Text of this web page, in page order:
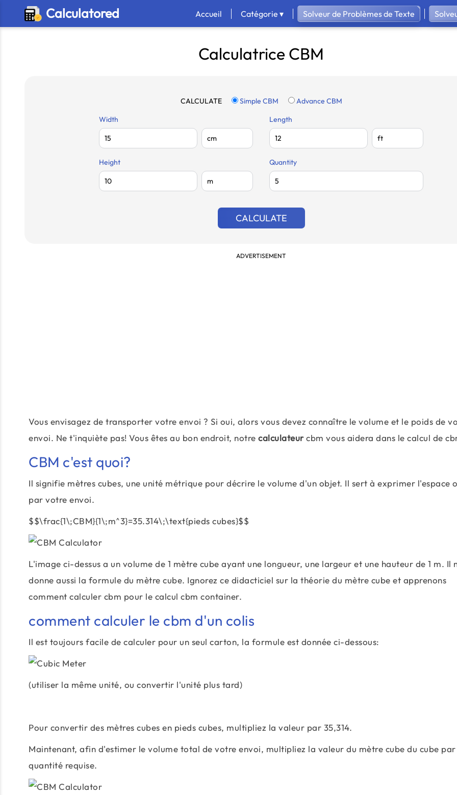
Calculatored Accueil Catégorie ▾ Solveur de Problèmes de Texte
Calculatrice CBM
CALCULATE Simple CBM
Advance CBM
Width
Length
Height Quantity
CALCULATE
ADVERTISEMENT
Vous envisagez de transporter votre envoi ? Si oui, alors vous devez connaître le volume et le poids de
envoi. Ne t'inquiète pas! Vous êtes au bon endroit, notre calculateurcbm vous aidera dans le calcul de
CBM c'est quoi?
Il signifie mètres cubes, une unité métrique pour décrire le volume d'un objet. Il sert à exprimer l'espace
par votre envoi.
$$\frac{1\;CBM}{1\;m^3}=35.314\;\text{pieds cubes}$$
L'image ci-dessus a un volume de 1 mètre cube ayant une longueur, une largeur et une hauteur de 1 m. Il
donne aussi la formule du mètre cube. Ignorez ce didacticiel sur la théorie du mètre cube et apprenons
comment calculer cbm pour le calcul cbm container.
comment calculer le cbm d'un colis
Il est toujours facile de calculer pour un seul carton, la formule est donnée ci-dessous:
(utiliser la même unité, ou convertir l'unité plus tard)
Pour convertir des mètres cubes en pieds cubes, multipliez la valeur par 35,314.
Maintenant, afin d'estimer le volume total de votre envoi, multipliez la valeur du mètre cube du cube
quantité requise.